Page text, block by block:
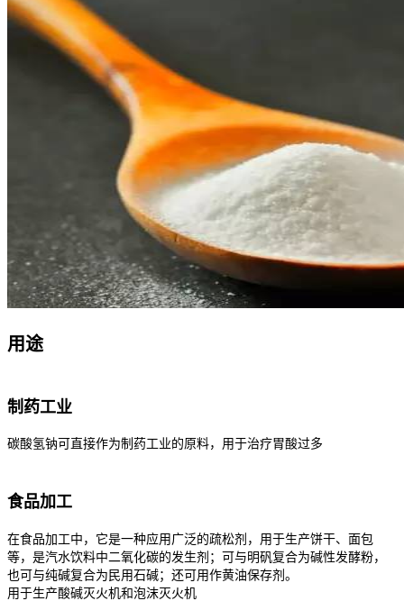
用途
制药工业
碳酸氢钠可直接作为制药工业的原料，用于治疗胃酸过多
食品加工
在食品加工中，它是一种应用广泛的疏松剂，用于生产饼干、面包
等，是汽水饮料中二氧化碳的发生剂；可与明矾复合为碱性发酵粉，
也可与纯碱复合为民用石碱；还可用作黄油保存剂。
用于生产酸碱灭火机和泡沫灭火机